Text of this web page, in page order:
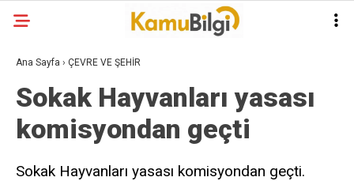
Ana Sayfa › ÇEVRE VE ŞEHİR
Sokak Hayvanları yasası
komisyondan geçti
Sokak Hayvanları yasası komisyondan geçti.